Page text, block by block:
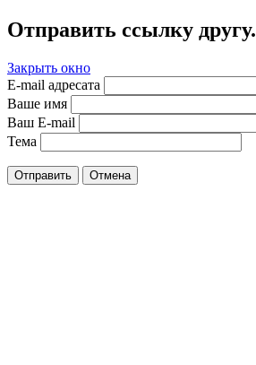
Отправить ссылку другу.
Закрыть окно
E-mail адресата
Ваше имя
Ваш E-mail
Тема
Отправить Отмена